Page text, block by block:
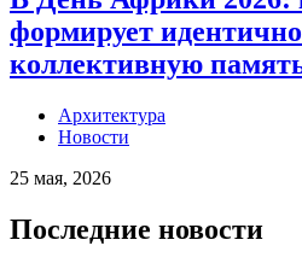
формирует
коллективную
Архитектура
Новости
25 мая, 2026
Последние новости